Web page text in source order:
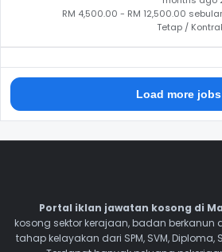
RM 4,500.00 - RM 12,500.00
Tetap /
Load more jobs
Portal iklan jawatan kosong di
kosong sektor kerajaan, badan berkanun
tahap kelayakan dari SPM, SVM, Diploma,